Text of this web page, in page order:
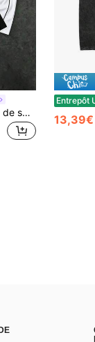
Sport MetroGents T-shirt de sport décontracté pour homme pour les voyages quotidiens avec motif pentagramme
Entrepôt
13,39€